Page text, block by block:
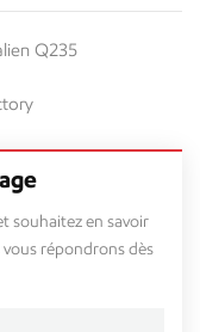
Q235
souhaitez en savoir
vous répondrons dès